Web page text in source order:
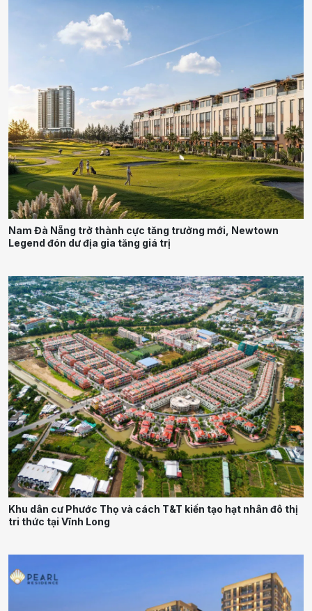
Nam Đà Nẵng trở thành cực tăng trưởng mới, Newtown
Legend đón dư địa gia tăng giá trị
Khu dân cư Phước Thọ và cách T&T kiến tạo hạt nhân đô thị
tri thức tại Vĩnh Long